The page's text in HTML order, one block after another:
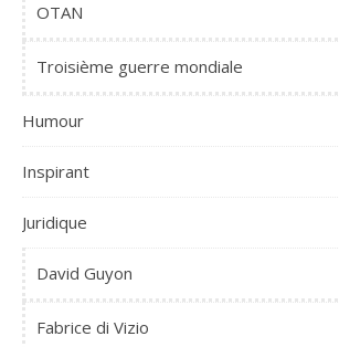
OTAN
Troisième guerre mondiale
Humour
Inspirant
Juridique
David Guyon
Fabrice di Vizio